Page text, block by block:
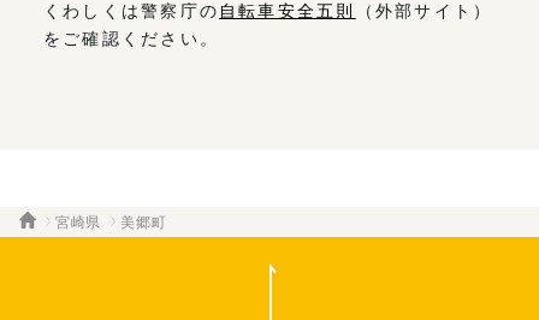
くわしくは警察庁の 自転車安全五則
（外部サイト）
をご確認ください。
宮崎県 美郷町